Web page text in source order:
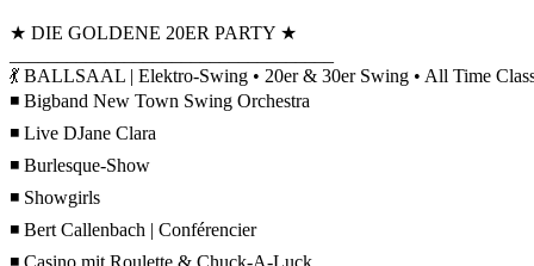
★ DIE GOLDENE 20ER PARTY ★
💃 BALLSAAL | Elektro-Swing • 20er & 30er Swing • All Time
◾ Bigband New Town Swing Orchestra
◾ Live DJane Clara
◾ Burlesque-Show
◾ Showgirls
◾ Bert Callenbach | Conférencier
◾ Casino mit Roulette & Chuck-A-Luck